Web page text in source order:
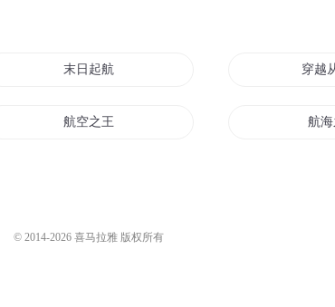
末日起航 穿越
航空之王 航
© 2014-2026 喜马拉雅 版权所有